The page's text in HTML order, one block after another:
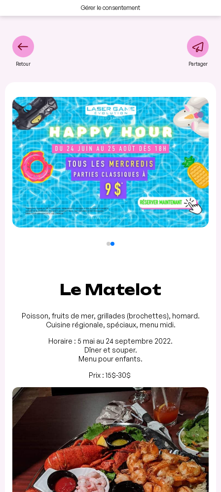
Gérer le consentement
Retour Partager
Le Matelot
Poisson, fruits de mer, grillades (brochettes), homard.
Cuisine régionale, spéciaux, menu midi.
Horaire : 5 mai au 24 septembre 2022.
Dîner et souper.
Menu pour enfants.
Prix : 15$-30$